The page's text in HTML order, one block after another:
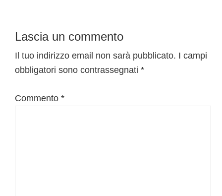
Interazioni
del
lettore
Lascia un commento
Il tuo indirizzo email non sarà pubblicato. I campi
obbligatori sono contrassegnati *
Commento *